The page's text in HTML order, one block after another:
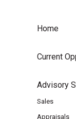
Home
Current
Advisory
Sales
Appraisals